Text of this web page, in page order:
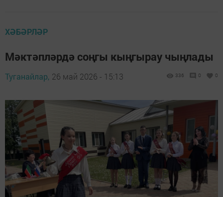
ХӘБӘРЛӘР
Мәктәпләрдә соңгы кыңгырау чыңлады
Туганайлар, 26 май 2026 - 15:13 336 0 0